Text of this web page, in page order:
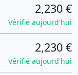
2,230 €
Vérifié aujourd'hui
2,230 €
Vérifié aujourd'hui